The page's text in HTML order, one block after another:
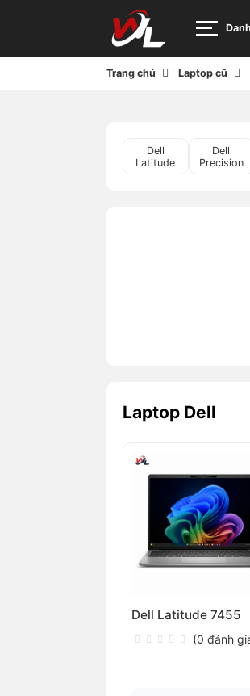
Trang chủ Laptop cũ
Dell
Latitude
Dell
Precision
Laptop Dell
Dell Latitude 7455
(0 đánh